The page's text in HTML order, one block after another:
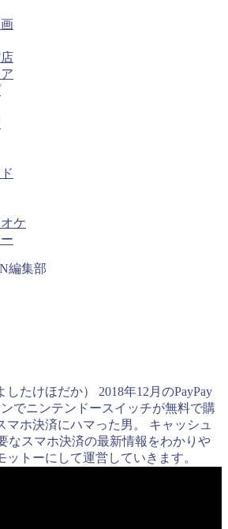
ケ
編集部
たけほだか） 2018年12月のPayPay
でニンテンドースイッチが無料で購
マホ決済にハマった男。 キャッシュ
なスマホ決済の最新情報をわかりや
トーにして運営していきます。